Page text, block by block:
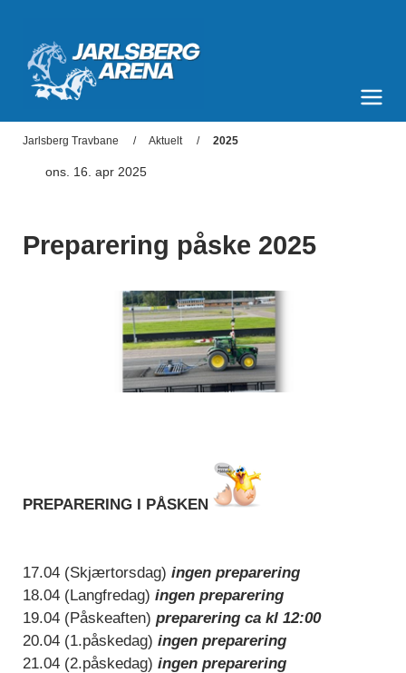
Jarlsberg Travbane Aktuelt 2025
ons. 16. apr 2025
Preparering påske 2025
PREPARERING I PÅSKEN
17.04 (Skjærtorsdag) ingen preparering
18.04 (Langfredag) ingen preparering
19.04 (Påskeaften) preparering ca kl 12:00
20.04 (1.påskedag) ingen preparering
21.04 (2.påskedag) ingen preparering